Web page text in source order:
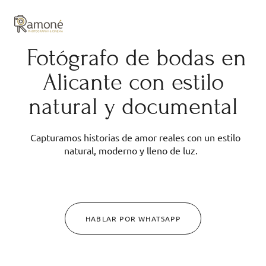
Fotógrafo de bodas en
Alicante con estilo
natural y documental
Capturamos historias de amor reales con un estilo
natural, moderno y lleno de luz.
HABLAR POR WHATSAPP